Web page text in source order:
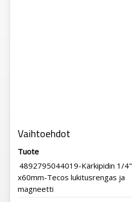
Vaihtoehdot
Tuote
4892795044019-Kärkipidin 1/4"
x60mm-Tecos lukitusrengas ja
magneetti